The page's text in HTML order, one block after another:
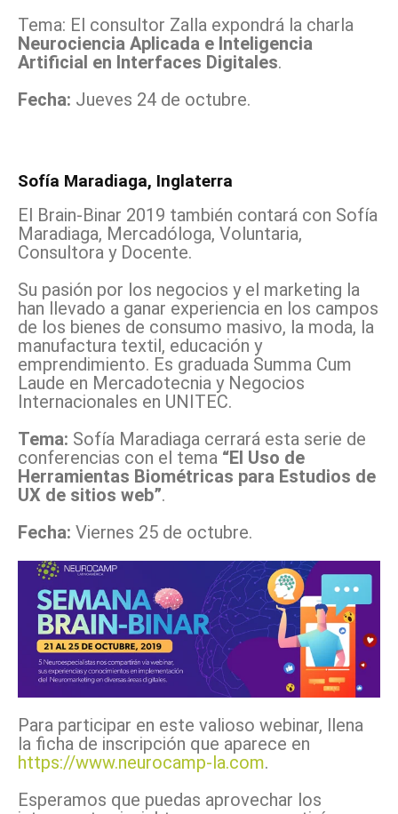
Tema: El consultor Zalla expondrá la charla
Neurociencia Aplicada e Inteligencia
Artificial en Interfaces Digitales.
Fecha: Jueves 24 de octubre.
Sofía Maradiaga, Inglaterra
El Brain-Binar 2019 también contará con Sofía
Maradiaga, Mercadóloga, Voluntaria,
Consultora y Docente.
Su pasión por los negocios y el marketing la
han llevado a ganar experiencia en los campos
de los bienes de consumo masivo, la moda, la
manufactura textil, educación y
emprendimiento. Es graduada Summa Cum
Laude en Mercadotecnia y Negocios
Internacionales en UNITEC.
Tema: Sofía Maradiaga cerrará esta serie de
conferencias con el tema “El Uso de
Herramientas Biométricas para Estudios de
UX de sitios web”.
Fecha: Viernes 25 de octubre.
Para participar en este valioso webinar, llena
la ficha de inscripción que aparece en
https://www.neurocamp-la.com.
Esperamos que puedas aprovechar los